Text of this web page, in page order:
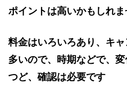
ポイントは高いかもしれ
料金はいろいろあり、キ
多いので、時期などで、
つど、確認は必要です